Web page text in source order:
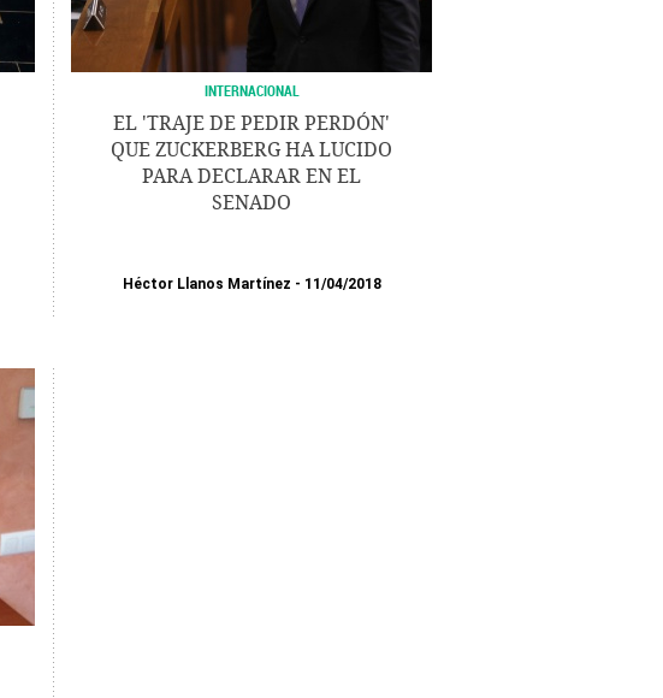
INTERNACIONAL
EL 'TRAJE DE PEDIR PERDÓN'
QUE ZUCKERBERG HA LUCIDO
PARA DECLARAR EN EL
SENADO
Héctor Llanos Martínez 11/04/2018